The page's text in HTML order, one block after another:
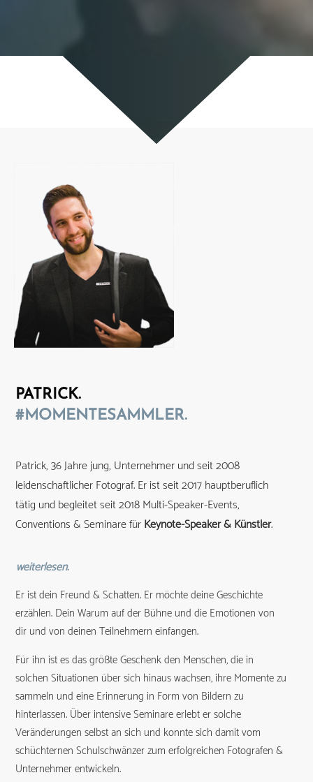
PATRICK.
#MOMENTESAMMLER.
Patrick, 36 Jahre jung, Unternehmer und seit 2008
leidenschaftlicher Fotograf. Er ist seit 2017 hauptberuflich
tätig und begleitet seit 2018 Multi-Speaker-Events,
Conventions & Seminare fürKeynote-Speaker & Künstler.
weiterlesen.
Er ist dein Freund & Schatten. Er möchte deine Geschichte
erzählen. Dein Warum auf der Bühne und die Emotionen von
dir und von deinen Teilnehmern einfangen.
Für ihn ist es das größte Geschenk den Menschen, die in
solchen Situationen über sich hinaus wachsen, ihre Momente zu
sammeln und eine Erinnerung in Form von Bildern zu
hinterlassen. Über intensive Seminare erlebt er solche
Veränderungen selbst an sich und konnte sich damit vom
schüchternen Schulschwänzer zum erfolgreichen Fotografen &
Unternehmer entwickeln.